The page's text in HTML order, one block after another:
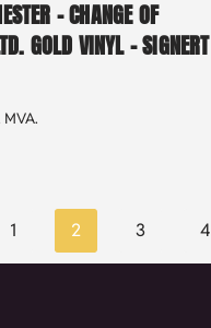
– CHANGE OF
GOLD VINYL – SIGNERT
MVA.
1 2 3 4